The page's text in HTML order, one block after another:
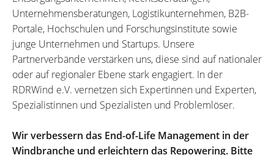
Unternehmensberatungen, Logistikunternehmen, B2B-
Portale, Hochschulen und Forschungsinstitute sowie
junge Unternehmen und Startups. Unsere
Partnerverbände verstärken uns, diese sind auf nationaler
oder auf regionaler Ebene stark engagiert. In der
RDRWind e.V. vernetzen sich Expertinnen und Experten,
Spezialistinnen und Spezialisten und Problemlöser.
Wir verbessern das End-of-Life Management in der
Windbranche und erleichtern das Repowering. Bitte